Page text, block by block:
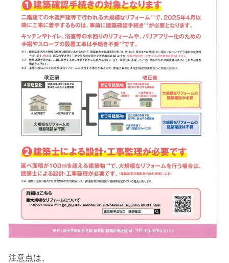
注意点は、